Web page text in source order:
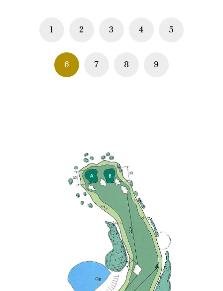
1 2 3 4 5
6 7 8 9